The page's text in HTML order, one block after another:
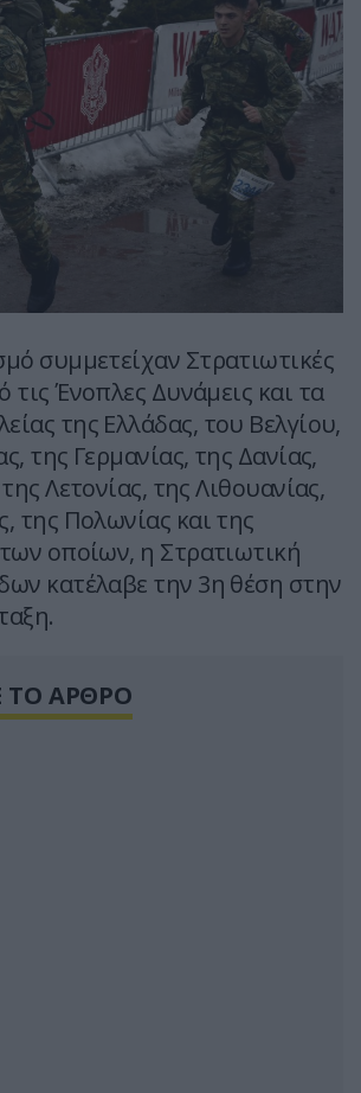
συμμετείχαν Στρατιωτικές
τις Ένοπλες Δυνάμεις και τα
της Ελλάδας, του Βελγίου,
της Γερμανίας, της Δανίας,
Λετονίας, της Λιθουανίας,
της Πολωνίας και της
οποίων, η Στρατιωτική
κατέλαβε την 3η θέση στην
ΤΟ ΑΡΘΡΟ